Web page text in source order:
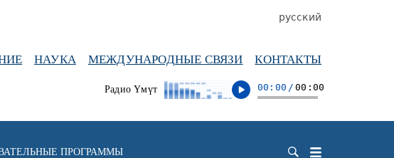
НАУКА МЕЖДУНАРОДНЫЕ СВЯЗИ КОНТАКТЫ
Радио Үмүт 00:00 / 00:00
русский
ПРОГРАММЫ